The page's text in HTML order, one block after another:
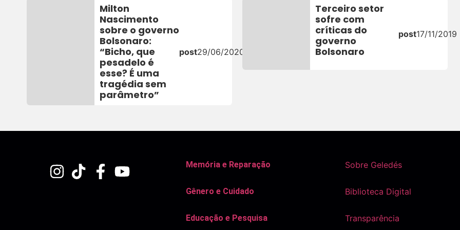
Milton
Nascimento
sobre o governo
Bolsonaro:
“Bicho, que
pesadelo é
esse? É uma
tragédia sem
parâmetro”
post29/06/2020
Terceiro setor
sofre com
críticas do
governo
Bolsonaro
post17/11/2019
Memória e Reparação
Gênero e Cuidado
Educação e Pesquisa
Sobre Geledés
Biblioteca Digital
Transparência